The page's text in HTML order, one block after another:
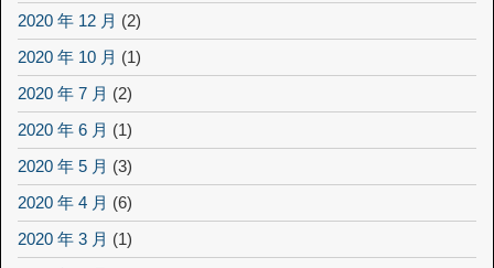
2020 年 12 月 (2)
2020 年 10 月 (1)
2020 年 7 月 (2)
2020 年 6 月 (1)
2020 年 5 月 (3)
2020 年 4 月 (6)
2020 年 3 月 (1)